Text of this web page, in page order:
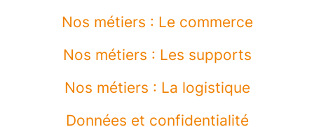
Nos métiers : Le commerce
Nos métiers : Les supports
Nos métiers : La logistique
Données et confidentialité